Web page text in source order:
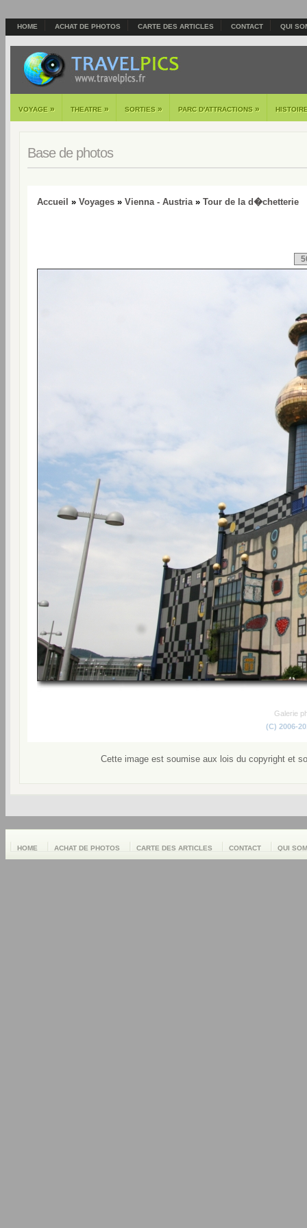
HOME ACHAT DE PHOTOS CARTE DES ARTICLES CONTACT QUI
VOYAGE » THEATRE » SORTIES » PARC D'ATTRACTIONS »
Base de photos
Accueil » Voyages » Vienna - Austria» Tour de la d�chetterie
Galerie
(C) 2006-
Cette image est soumise aux lois du copyright et
HOME ACHAT DE PHOTOS CARTE DES ARTICLES CONTACT QUI